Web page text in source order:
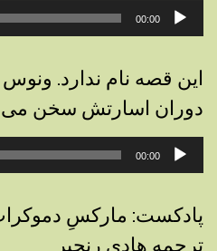
پخش‌کننده
صوت
00:00
این قصه نام ندارد. ونوس
دوران اسارتش سخن می
پخش‌کننده
صوت
00:00
پادکست: مارکسِ
ترجمه هادی رنجبر